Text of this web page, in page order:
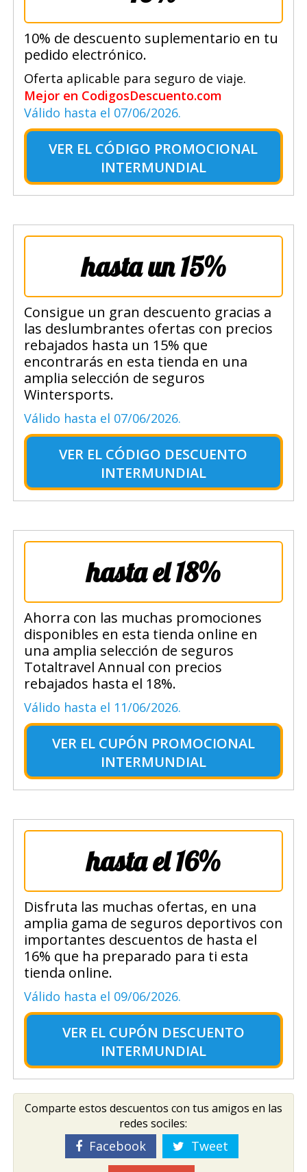
10% de descuento suplementario en tu
pedido electrónico.
Oferta aplicable para seguro de viaje.
Mejor en CodigosDescuento.com
Válido hasta el 07/06/2026.
VER EL CÓDIGO PROMOCIONAL
INTERMUNDIAL
hasta un 15%
Consigue un gran descuento gracias a
las deslumbrantes ofertas con precios
rebajados hasta un 15% que
encontrarás en esta tienda en una
amplia selección de seguros
Wintersports.
Válido hasta el 07/06/2026.
VER EL CÓDIGO DESCUENTO
INTERMUNDIAL
hasta el 18%
Ahorra con las muchas promociones
disponibles en esta tienda online en
una amplia selección de seguros
Totaltravel Annual con precios
rebajados hasta el 18%.
Válido hasta el 11/06/2026.
VER EL CUPÓN PROMOCIONAL
INTERMUNDIAL
hasta el 16%
Disfruta las muchas ofertas, en una
amplia gama de seguros deportivos con
importantes descuentos de hasta el
16% que ha preparado para ti esta
tienda online.
Válido hasta el 09/06/2026.
VER EL CUPÓN DESCUENTO
INTERMUNDIAL
Comparte estos descuentos con tus amigos en las
redes sociles:
Facebook
Tweet